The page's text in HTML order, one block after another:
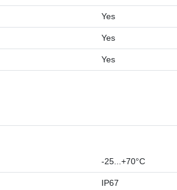
Yes
Yes
Yes
-25...+70°C
IP67